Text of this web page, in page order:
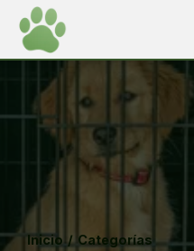
Inicio / Categorías